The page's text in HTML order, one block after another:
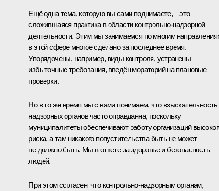
Ещё одна тема, которую вы сами поднимаете, – это
сложившаяся практика в области контрольно-надзорной
деятельности. Этим мы занимаемся по многим
в этой сфере многое сделано за последнее время.
Упорядочены, например, виды контроля, устранены
избыточные требования, введён мораторий на плановые
проверки.
Но в то же время мы с вами понимаем, что взыскательность
надзорных органов часто оправданна, поскольку
муниципалитеты обеспечивают работу организаций
риска, а там никакого попустительства быть не может,
не должно быть. Мы в ответе за здоровье и безопасность
людей.
При этом согласен, что контрольно-надзорным органам,